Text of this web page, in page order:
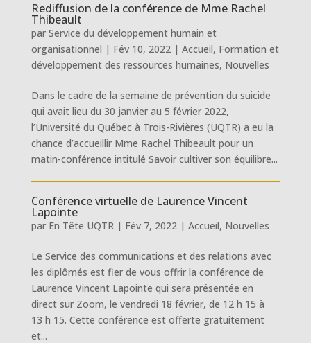
Rediffusion de la conférence de Mme Rachel
Thibeault
par Service du développement humain et
organisationnel | Fév 10, 2022| Accueil, Formation et
développement des ressources humaines, Nouvelles
Dans le cadre de la semaine de prévention du suicide
qui avait lieu du 30 janvier au 5 février 2022,
l’Université du Québec à Trois-Rivières (UQTR) a eu la
chance d’accueillir Mme Rachel Thibeault pour un
matin-conférence intitulé Savoir cultiver son équilibre...
Conférence virtuelle de Laurence Vincent
Lapointe
par En Tête UQTR| Fév 7, 2022| Accueil, Nouvelles
Le Service des communications et des relations avec
les diplômés est fier de vous offrir la conférence de
Laurence Vincent Lapointe qui sera présentée en
direct sur Zoom, le vendredi 18 février, de 12 h 15 à
13 h 15. Cette conférence est offerte gratuitement
et...